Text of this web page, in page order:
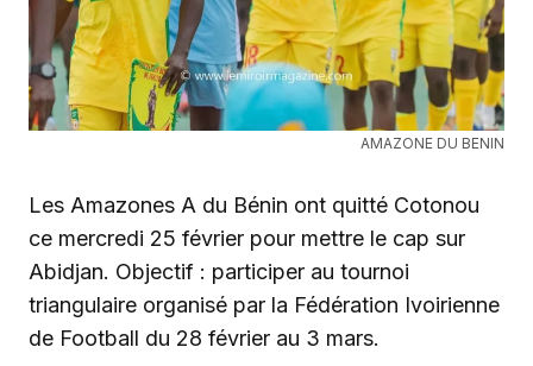
AMAZONE DU BENIN
Les Amazones A du Bénin ont quitté Cotonou
ce mercredi 25 février pour mettre le cap sur
Abidjan. Objectif : participer au tournoi
triangulaire organisé par la Fédération Ivoirienne
de Football du 28 février au 3 mars.